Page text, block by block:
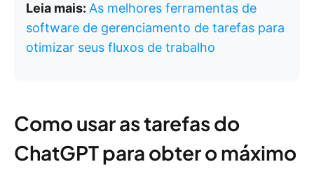
Leia mais: As melhores ferramentas de
software de gerenciamento de tarefas para
otimizar seus fluxos de trabalho
Como usar as tarefas do
ChatGPT para obter o máximo